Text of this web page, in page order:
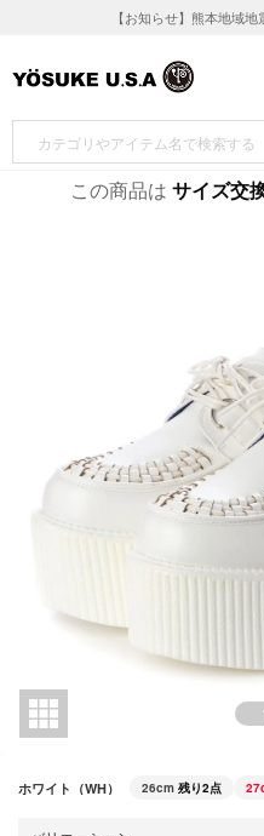
【お知らせ】熊本地域
この商品は サイズ交
ホワイト（WH） 26cm 残り2点